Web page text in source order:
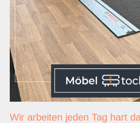
Wir arbeiten jeden Tag hart